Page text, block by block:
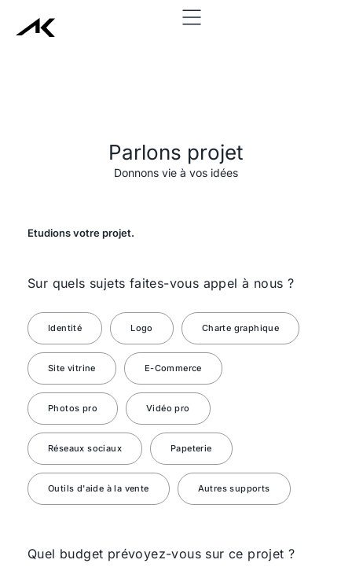
add_action('wp_head', function() { echo '
Parlons projet
Donnons vie à vos idées
Etudions votre projet.
Sur quels sujets faites-vous appel à nous ?
Identité Logo Charte graphique
Site vitrine E-Commerce
Photos pro Vidéo pro
Réseaux sociaux Papeterie
Outils d'aide à la vente Autres supports
Quel budget prévoyez-vous sur ce projet ?